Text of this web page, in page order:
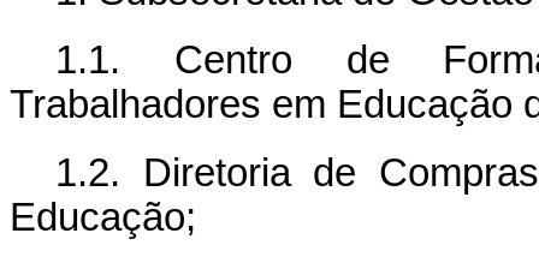
1.1. Centro de
Trabalhadores em Educação
1.2. Diretoria de
Educação;